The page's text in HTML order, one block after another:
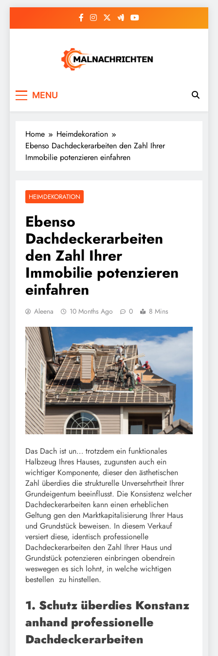
MENU
Home
Heimdekoration
Ebenso Dachdeckerarbeiten den Zahl Ihrer
Immobilie potenzieren einfahren
HEIMDEKORATION
Ebenso
Dachdeckerarbeiten
den Zahl Ihrer
Immobilie potenzieren
einfahren
Aleena 10 Months Ago 0 8 Mins
Das Dach ist un… trotzdem ein funktionales
Halbzeug Ihres Hauses, zugunsten auch ein
wichtiger Komponente, dieser den ästhetischen
Zahl überdies die strukturelle Unversehrtheit Ihrer
Grundeigentum beeinflusst. Die Konsistenz welcher
Dachdeckerarbeiten kann einen erheblichen
Geltung gen den Marktkapitalisierung Ihrer Haus
und Grundstück beweisen. In diesem Verkauf
versiert diese, identisch professionelle
Dachdeckerarbeiten den Zahl Ihrer Haus und
Grundstück potenzieren einbringen obendrein
weswegen es sich lohnt, in welche wichtigen
bestellen zu hinstellen.
1. Schutz überdies Konstanz
anhand professionelle
Dachdeckerarbeiten